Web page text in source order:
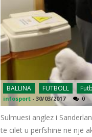
BALLINA FUTBOLL
infosport - 30/03/2017 0
Sulmuesi anglez i
të cilët u përfshinë në një